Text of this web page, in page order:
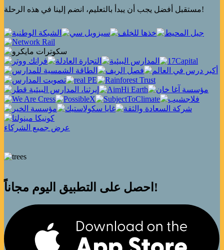
مستقبل أفضل يجب أن يبدأ بالتعليم، انضم إلينا في هذه الرحلة!
عرض جميع الشركاء
احصل على التطبيق اليوم مجاناً!